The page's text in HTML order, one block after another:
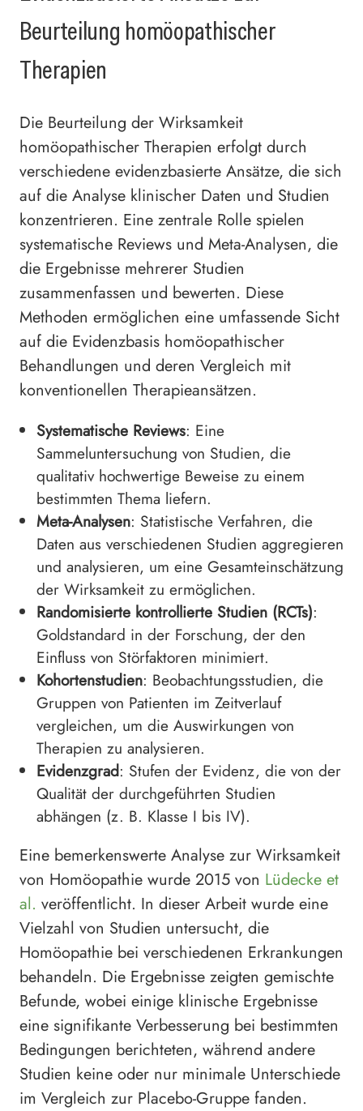
Beurteilung homöopathischer
Therapien
Die Beurteilung der Wirksamkeit
homöopathischer Therapien erfolgt durch
verschiedene evidenzbasierte Ansätze, die sich
auf die Analyse klinischer Daten und Studien
konzentrieren. Eine zentrale Rolle spielen
systematische Reviews und Meta-Analysen, die
die Ergebnisse mehrerer Studien
zusammenfassen und bewerten. Diese
Methoden ermöglichen eine umfassende Sicht
auf die Evidenzbasis homöopathischer
Behandlungen und deren Vergleich mit
konventionellen Therapieansätzen.
Systematische Reviews: Eine
Sammeluntersuchung von Studien, die
qualitativ hochwertige Beweise zu einem
bestimmten Thema liefern.
Meta-Analysen: Statistische Verfahren, die
Daten aus verschiedenen Studien aggregieren
und analysieren, um eine Gesamteinschätzung
der Wirksamkeit zu ermöglichen.
Randomisierte kontrollierte Studien (RCTs):
Goldstandard in der Forschung, der den
Einfluss von Störfaktoren minimiert.
Kohortenstudien: Beobachtungsstudien, die
Gruppen von Patienten im Zeitverlauf
vergleichen, um die Auswirkungen von
Therapien zu analysieren.
Evidenzgrad: Stufen der Evidenz, die von der
Qualität der durchgeführten Studien
abhängen (z. B. Klasse I bis IV).
Eine bemerkenswerte Analyse zur Wirksamkeit
von Homöopathie wurde 2015 von Lüdecke et
al. veröffentlicht. In dieser Arbeit wurde eine
Vielzahl von Studien untersucht, die
Homöopathie bei verschiedenen Erkrankungen
behandeln. Die Ergebnisse zeigten gemischte
Befunde, wobei einige klinische Ergebnisse
eine signifikante Verbesserung bei bestimmten
Bedingungen berichteten, während andere
Studien keine oder nur minimale Unterschiede
im Vergleich zur Placebo-Gruppe fanden.